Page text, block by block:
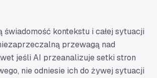
świadomość kontekstu i całej sytuacji
przewagą nad
jeśli AI przeanalizuje setki stron
nie odniesie ich do żywej sytuacji